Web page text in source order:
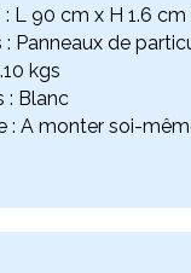
: L 90 cm x H 1.6
: Panneaux de
kgs
: Blanc
: A monter soi-